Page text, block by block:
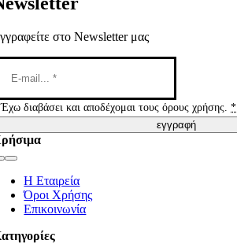
στο Newsletter μας
Έχω διαβάσει και αποδέχομαι τους όρους χρήσης.*
εγγραφή
Η Εταιρεία
Όροι Χρήσης
Επικοινωνία